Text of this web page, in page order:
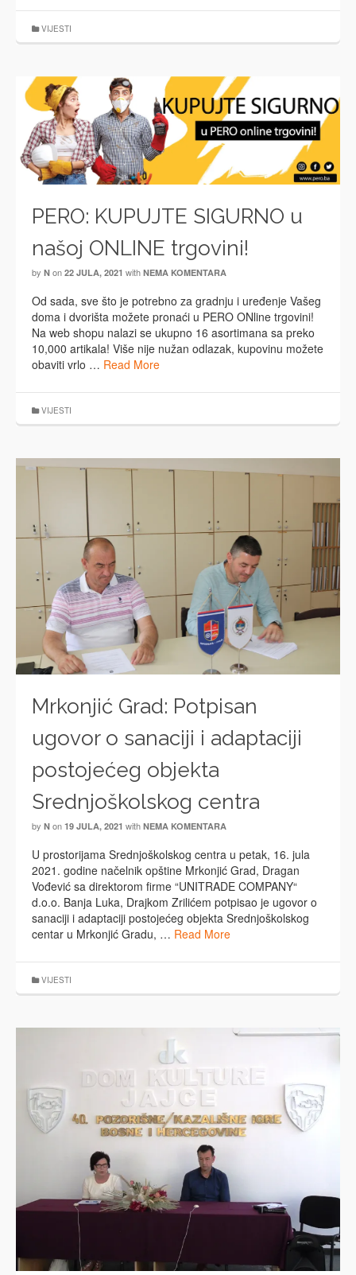
VIJESTI
PERO: KUPUJTE SIGURNO u
našoj ONLINE trgovini!
by N on 22 JULA, 2021 with NEMA KOMENTARA
Od sada, sve što je potrebno za gradnju i uređenje Vašeg
doma i dvorišta možete pronaći u PERO ONline trgovini!
Na web shopu nalazi se ukupno 16 asortimana sa preko
10,000 artikala! Više nije nužan odlazak, kupovinu možete
obaviti vrlo … Read More
VIJESTI
Mrkonjić Grad: Potpisan
ugovor o sanaciji i adaptaciji
postojećeg objekta
Srednjoškolskog centra
by N on 19 JULA, 2021 with NEMA KOMENTARA
U prostorijama Srednjoškolskog centra u petak, 16. jula
2021. godine načelnik opštine Mrkonjić Grad, Dragan
Vođević sa direktorom firme “UNITRADE COMPANY“
d.o.o. Banja Luka, Drajkom Zrilićem potpisao je ugovor o
sanaciji i adaptaciji postojećeg objekta Srednjoškolskog
centar u Mrkonjić Gradu, … Read More
VIJESTI